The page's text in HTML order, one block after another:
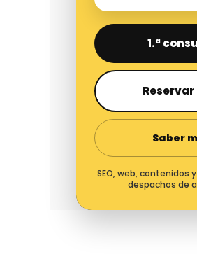
1.ª
Saber
SEO, web, contenidos
despachos de